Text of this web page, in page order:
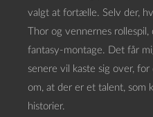
valgt at fortælle. Selv der,
Thor og vennernes
fantasy-montage. Det får
senere vil kaste sig over,
om, at der er et talent, som
historier.